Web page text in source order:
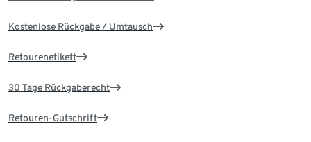
Kostenlose Rückgabe / Umtausch
Retourenetikett
30 Tage Rückgaberecht
Retouren-Gutschrift